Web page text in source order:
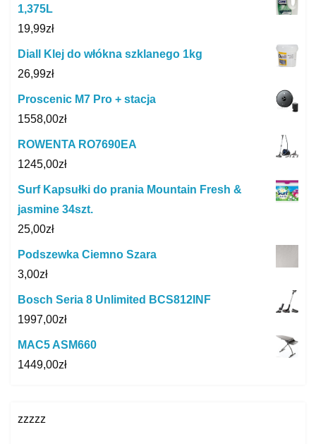
1,375L
19,99zł
Diall Klej do włókna szklanego 1kg
26,99zł
Proscenic M7 Pro + stacja
1558,00zł
ROWENTA RO7690EA
1245,00zł
Surf Kapsułki do prania Mountain Fresh &
jasmine 34szt.
25,00zł
Podszewka Ciemno Szara
3,00zł
Bosch Seria 8 Unlimited BCS812INF
1997,00zł
MAC5 ASM660
1449,00zł
zzzzz